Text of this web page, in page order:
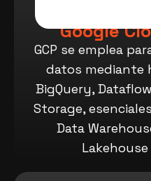
Google
GCP se emplea
datos mediante
BigQuery,
Storage,
Data